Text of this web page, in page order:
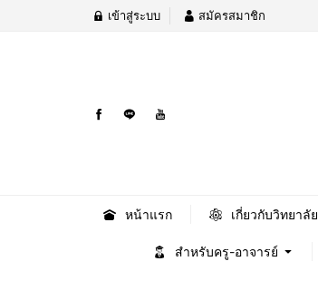
เข้าสู่ระบบ สมัครสมาชิก
หน้าแรก เกี่ยวกับวิทยาลัย
สำหรับครู-อาจารย์